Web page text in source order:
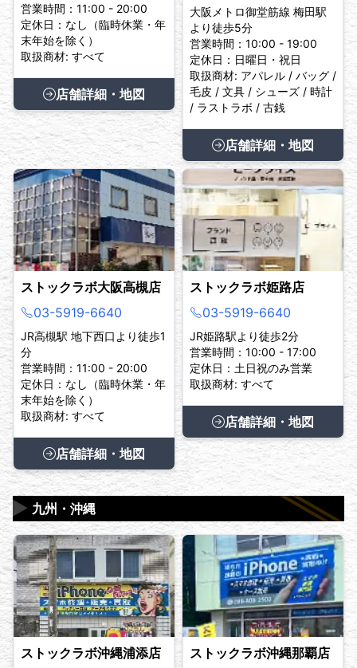
営業時間：11:00 - 20:00
定休日：なし（臨時休業・年
末年始を除く）
取扱商材: すべて
店舗詳細・地図
大阪メトロ御堂筋線 梅田駅
より徒歩5分
営業時間：10:00 - 19:00
定休日：日曜日・祝日
取扱商材: アパレル / バッグ /
毛皮 / 文具 / シューズ / 時計
/ ラストラボ / 古銭
店舗詳細・地図
ストックラボ大阪高槻店
03-5919-6640
JR高槻駅 地下西口より徒歩1
分
営業時間：11:00 - 20:00
定休日：なし（臨時休業・年
末年始を除く）
取扱商材: すべて
店舗詳細・地図
ストックラボ姫路店
03-5919-6640
JR姫路駅より徒歩2分
営業時間：10:00 - 17:00
定休日：土日祝のみ営業
取扱商材: すべて
店舗詳細・地図
九州・沖縄
▶
ストックラボ沖縄浦添店 ストックラボ沖縄那覇店